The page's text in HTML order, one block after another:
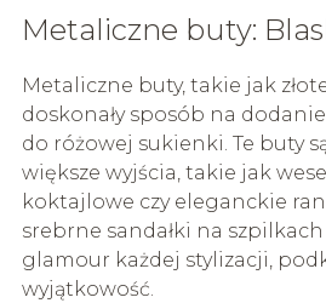
Metaliczne buty:
Metaliczne buty, takie jak
doskonały sposób na
do różowej sukienki. Te buty
większe wyjścia, takie jak
koktajlowe czy eleganckie
srebrne sandałki na
glamour każdej stylizacji,
wyjątkowość.